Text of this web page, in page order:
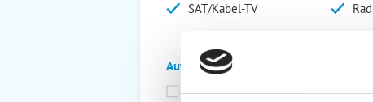
SAT/Kabel-TV
Außenanlage:
Garten/Liegewiese